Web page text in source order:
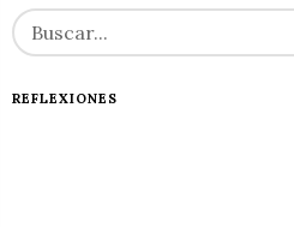
REFLEXIONES